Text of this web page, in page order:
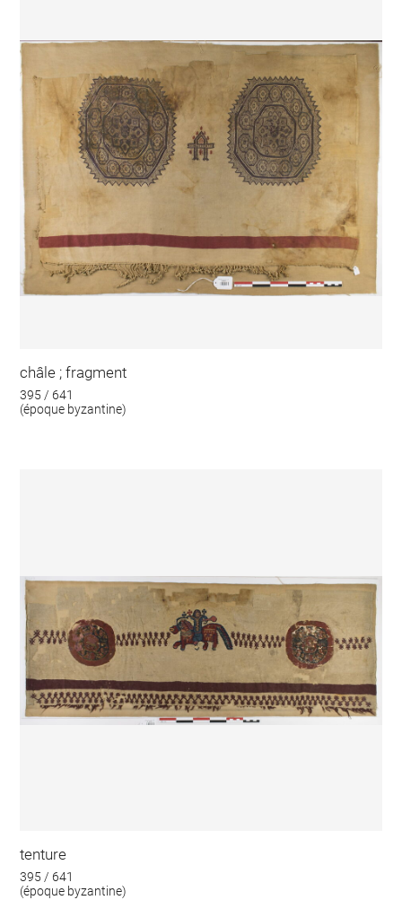
châle ; fragment
395 / 641
(époque byzantine)
tenture
395 / 641
(époque byzantine)